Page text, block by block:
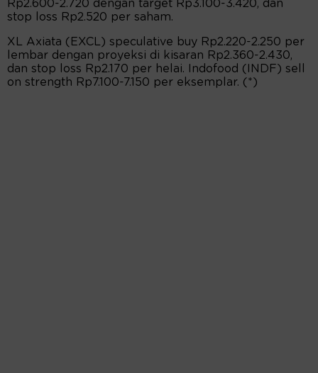
Rp2.600-2.720 dengan target Rp3.100-3.420, dan
stop loss Rp2.520 per saham.
XL Axiata (EXCL) speculative buy Rp2.220-2.250 per
lembar dengan proyeksi di kisaran Rp2.360-2.430,
dan stop loss Rp2.170 per helai. Indofood (INDF) sell
on strength Rp7.100-7.150 per eksemplar. (*)